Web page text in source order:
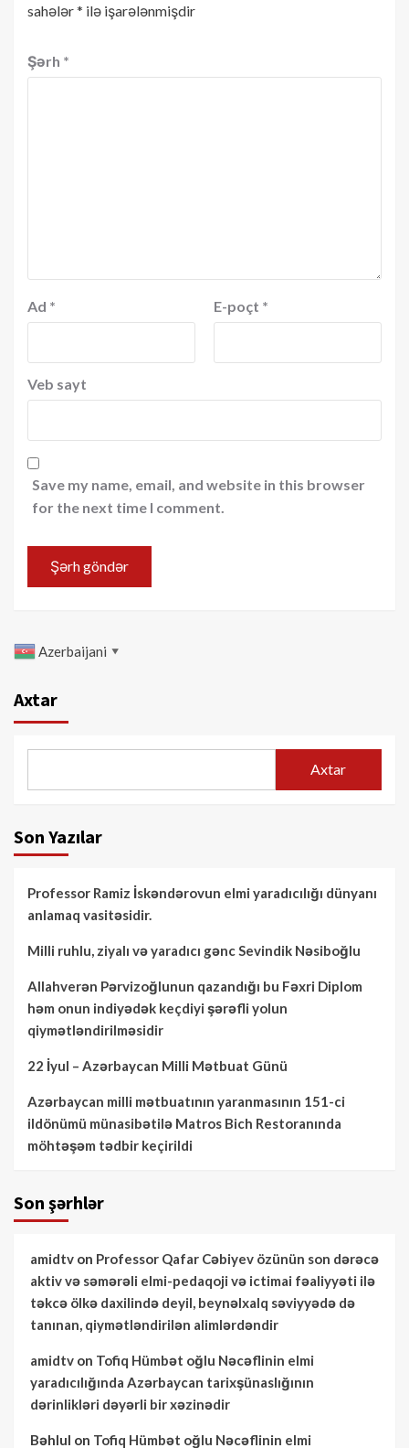
sahələr* ilə işarələnmişdir
Şərh *
Ad * E-poçt *
Veb sayt
Save my name, email, and website in this browser
for the next time I comment.
Azerbaijani ▼
Axtar
Axtar
Son Yazılar
Professor Ramiz İskəndərovun elmi yaradıcılığı dünyanı
anlamaq vasitəsidir.
Milli ruhlu, ziyalı və yaradıcı gənc Sevindik Nəsiboğlu
Allahverən Pərvizoğlunun qazandığı bu Fəxri Diplom
həm onun indiyədək keçdiyi şərəfli yolun
qiymətləndirilməsidir
22 İyul – Azərbaycan Milli Mətbuat Günü
Azərbaycan milli mətbuatının yaranmasının 151-ci
ildönümü münasibətilə Matros Bich Restoranında
möhtəşəm tədbir keçirildi
Son şərhlər
amidtv on Professor Qafar Cəbiyev özünün son dərəcə
aktiv və səmərəli elmi-pedaqoji və ictimai fəaliyyəti ilə
təkcə ölkə daxilində deyil, beynəlxalq səviyyədə də
tanınan, qiymətləndirilən alimlərdəndir
amidtv on Tofiq Hümbət oğlu Nəcəflinin elmi
yaradıcılığında Azərbaycan tarixşünaslığının
dərinlikləri dəyərli bir xəzinədir
Bəhlul on Tofiq Hümbət oğlu Nəcəflinin elmi